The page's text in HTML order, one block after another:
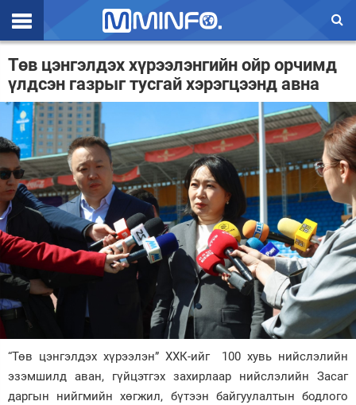
Эхлэл
Цаг агаар
Валют ханш
Улс төр
Эдийн засаг
Үзэл бодол
Спорт
Нийгэм
Дэлхий
Энтертайнмэнт
Зурхай
Төв цэнгэлдэх хүрээлэнгийн ойр орчимд
үлдсэн газрыг тусгай хэрэгцээнд авна
“Төв цэнгэлдэх хүрээлэн” ХХК-ийг 100 хувь нийслэлийн
эзэмшилд аван, гүйцэтгэх захирлаар нийслэлийн Засаг
даргын нийгмийн хөгжил, бүтээн байгуулалтын бодлого